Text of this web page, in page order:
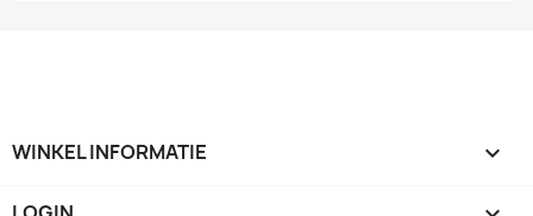
WINKEL INFORMATIE keyboard_arrow_down